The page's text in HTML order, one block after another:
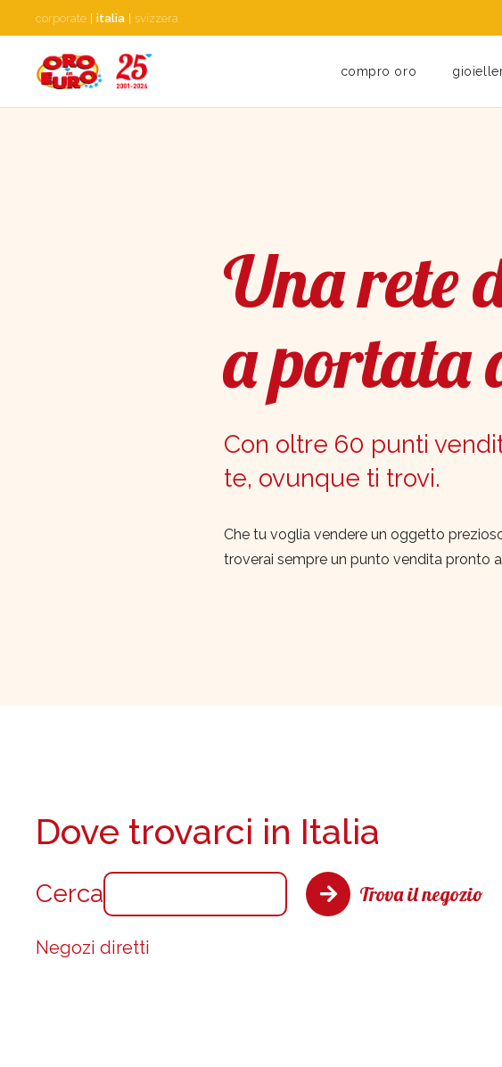
corporate italia svizzera
compro oro
Una rete
a portata
Con oltre 60 punti
te, ovunque ti trovi.
Che tu voglia vendere un oggetto
troverai sempre un punto vendita pronto
Cerca Trova il negozio
Dove trovarci in Italia
Negozi diretti